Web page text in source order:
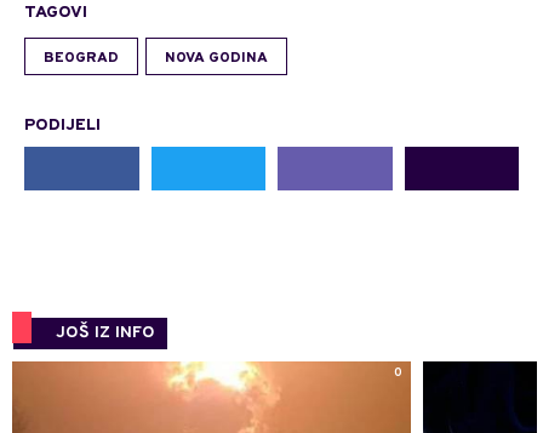
TAGOVI
BEOGRAD NOVA GODINA
PODIJELI
JOŠ IZ INFO
0